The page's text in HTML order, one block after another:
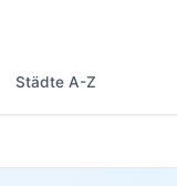
Städte A-Z